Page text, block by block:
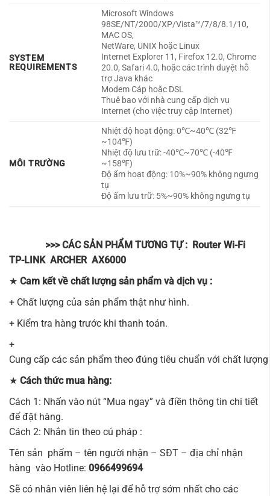
SYSTEM
REQUIREMENTS
Microsoft Windows
98SE/NT/2000/XP/Vista™/7/8/8.1/10,
MAC OS,
NetWare, UNIX hoặc Linux
Internet Explorer 11, Firefox 12.0, Chrome
20.0, Safari 4.0, hoặc các trình duyệt hỗ
trợ Java khác
Modem Cáp hoặc DSL
Thuê bao với nhà cung cấp dịch vụ
Internet (cho việc truy cập Internet)
MÔI TRƯỜNG
Nhiệt độ hoạt động: 0℃~40℃ (32℉
~104℉)
Nhiệt độ lưu trữ: -40℃~70℃ (-40℉
~158℉)
Độ ẩm hoạt động: 10%~90% không ngưng
tụ
Độ ẩm lưu trữ: 5%~90% không ngưng tụ
>>> CÁC SẢN PHẨM TƯƠNG TỰ : Router Wi-Fi
TP-LINK ARCHER AX6000
★ Cam kết về chất lượng sản phẩm và dịch vụ :
+ Chất lượng của sản phẩm thật như hình.
+ Kiểm tra hàng trước khi thanh toán.
+
Cung cấp các sản phẩm theo đúng tiêu chuẩn với chất
★ Cách thức mua hàng:
Cách 1: Nhấn vào nút “Mua ngay” và điền thông tin chi tiết
để đặt hàng.
Cách 2: Nhắn tin theo cú pháp :
Tên sản phẩm – tên người nhận – SĐT – địa chỉ nhận
hàng vào Hotline: 0966499694
Sẽ có nhân viên liên hệ lại để hỗ trợ sớm nhất cho các